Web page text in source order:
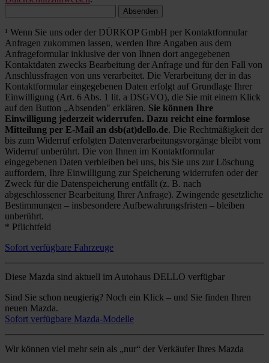
Absenden
¹ Wenn Sie uns oder der DÜRKOP GmbH per Kontaktformular
Anfragen zukommen lassen, werden Ihre Angaben aus dem
Anfrageformular inklusive der von Ihnen dort angegebenen
Kontaktdaten zwecks Bearbeitung der Anfrage und für den Fall von
Anschlussfragen von uns verarbeitet. Die Verarbeitung der in das
Kontaktformular eingegebenen Daten erfolgt auf Grundlage Ihrer
Einwilligung (Art. 6 Abs. 1 lit. a DSGVO), die Sie mit einem Klick
auf den Button „Absenden" erklären. Sie können Ihre
Einwilligung jederzeit widerrufen. Dazu reicht eine formlose
Mitteilung per E-Mail an dsb(at)dello.de. Die Rechtmäßigkeit der
bis zum Widerruf erfolgten Datenverarbeitungsvorgänge bleibt vom
Widerruf unberührt. Die von Ihnen im Kontaktformular
eingegebenen Daten verbleiben bei uns, bis Sie uns zur Löschung
auffordern, Ihre Einwilligung zur Speicherung widerrufen oder der
Zweck für die Datenspeicherung entfällt (z. B. nach
abgeschlossener Bearbeitung Ihrer Anfrage). Zwingende gesetzliche
Bestimmungen – insbesondere Aufbewahrungsfristen – bleiben
unberührt.
* Pflichtfeld
Sofort verfügbare Fahrzeuge
Diese Mazda sind aktuell im Autohaus DELLO verfügbar
Sind Sie schon neugierig? Noch ein Klick – und Sie finden Ihren
neuen Mazda.
Sofort verfügbare Mazda-Modelle
Wir können viel mehr sein als „nur“ der Verkäufer Ihres Mazda